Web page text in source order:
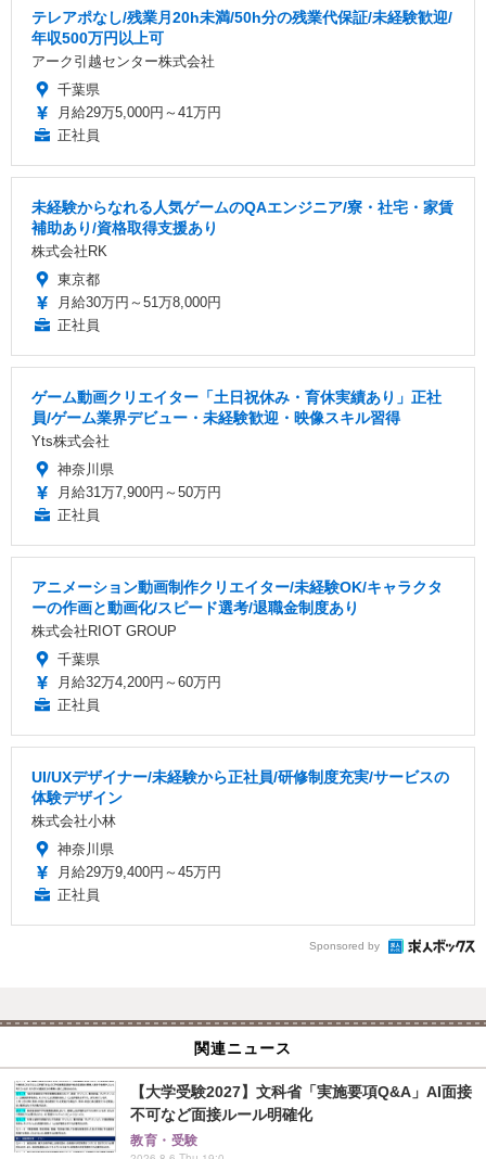
テレアポなし/残業月20h未満/50h分の残業代保証/未経験歓迎/
年収500万円以上可
アーク引越センター株式会社
千葉県
月給29万5,000円～41万円
正社員
未経験からなれる人気ゲームのQAエンジニア/寮・社宅・家賃
補助あり/資格取得支援あり
株式会社RK
東京都
月給30万円～51万8,000円
正社員
ゲーム動画クリエイター「土日祝休み・育休実績あり」正社
員/ゲーム業界デビュー・未経験歓迎・映像スキル習得
Yts株式会社
神奈川県
月給31万7,900円～50万円
正社員
アニメーション動画制作クリエイター/未経験OK/キャラクタ
ーの作画と動画化/スピード選考/退職金制度あり
株式会社RIOT GROUP
千葉県
月給32万4,200円～60万円
正社員
UI/UXデザイナー/未経験から正社員/研修制度充実/サービスの
体験デザイン
株式会社小林
神奈川県
月給29万9,400円～45万円
正社員
Sponsored by
関連ニュース
【大学受験2027】文科省「実施要項Q&A」AI面接
不可など面接ルール明確化
教育・受験